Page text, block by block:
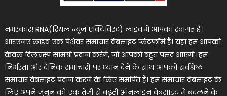
नमस्कार! RNA(रियल न्यूज एक्टिविस्ट) लाइव में आपका स्वागत है।
आरएनए लाइव एक पेशेवर समाचार वेबसाइट प्लेटफॉर्म है। यहां हम आपको
केवल दिलचस्प सामग्री प्रदान करेंगे, जो आपको बहुत पसंद आएगी। हम
निर्भरता और दैनिक समाचारों पर ध्यान देने के साथ आपको सर्वश्रेष्ठ
समाचार वेबसाइट प्रदान करने के लिए समर्पित हैं। हम समाचार वेबसाइट के
लिए अपने जुनून को एक तेजी से बढ़ती ऑनलाइन वेबसाइट में बदलने के